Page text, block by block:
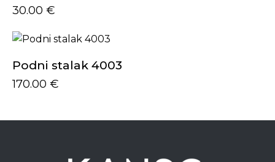
30.00 €
Podni stalak 4003
170.00 €